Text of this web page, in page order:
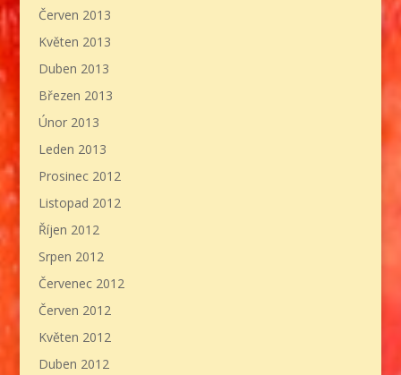
Červen 2013
Květen 2013
Duben 2013
Březen 2013
Únor 2013
Leden 2013
Prosinec 2012
Listopad 2012
Říjen 2012
Srpen 2012
Červenec 2012
Červen 2012
Květen 2012
Duben 2012